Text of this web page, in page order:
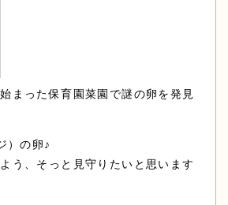
まった保育園菜園で謎の卵を発見
）の卵♪
う、そっと見守りたいと思います